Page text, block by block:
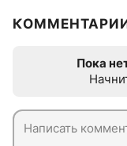
Пока